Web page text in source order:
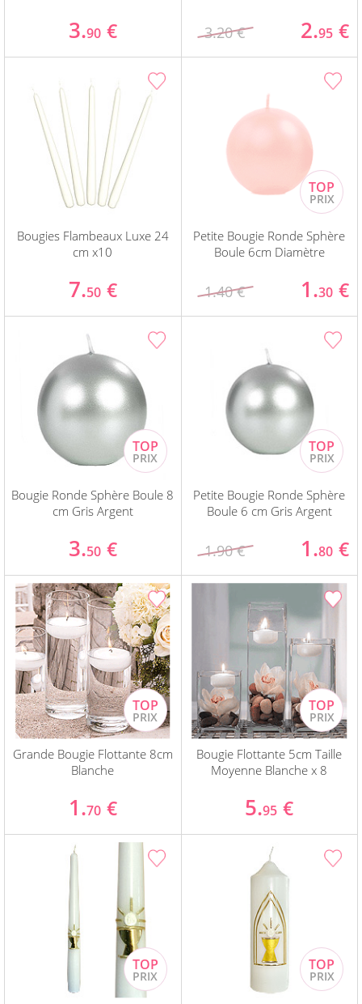
3.90 € 3.20 € 2.95 €
Bougies Flambeaux Luxe 24
cm x10
7.50 €
Petite Bougie Ronde Sphère
Boule 6cm Diamètre
1.40 € 1.30 €
Bougie Ronde Sphère Boule 8
cm Gris Argent
3.50 €
Petite Bougie Ronde Sphère
Boule 6 cm Gris Argent
1.90 € 1.80 €
Grande Bougie Flottante 8cm
Blanche
1.70 €
Bougie Flottante 5cm Taille
Moyenne Blanche x 8
5.95 €